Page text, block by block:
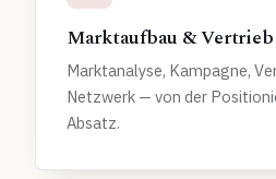
Marktaufbau & Vertrieb
Marktanalyse, Kampagne,
Netzwerk — von der
Absatz.